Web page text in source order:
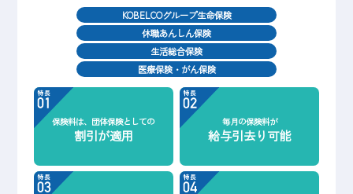
KOBELCOグループ生命保険
休職あんしん保険
生活総合保険
医療保険・がん保険
保険料は、 団体保険としての
割引が適用
毎月の保険料が
給与引去り可能